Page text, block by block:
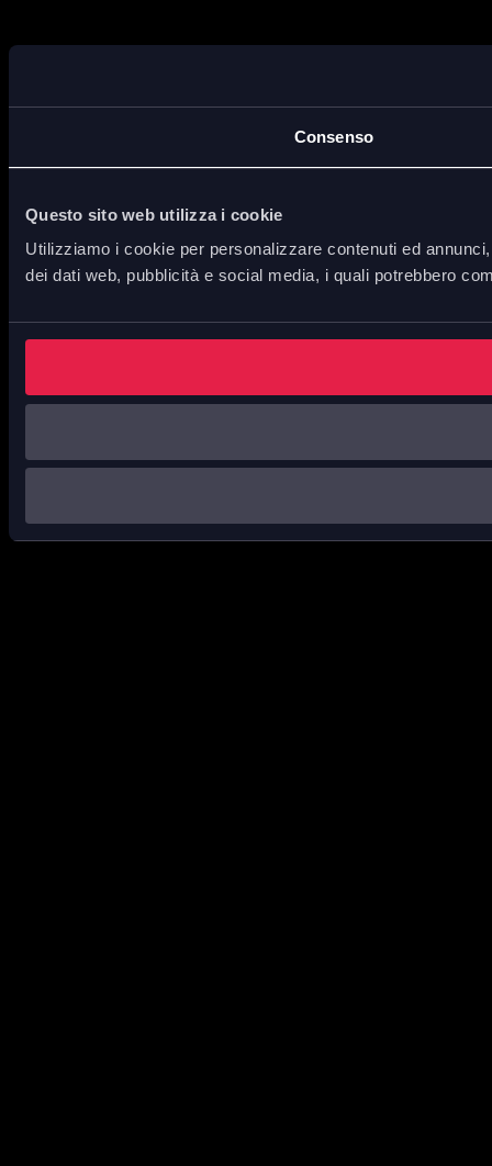
Consenso
Questo sito web utilizza i cookie
Utilizziamo i cookie per personalizzare contenuti ed
dei dati web, pubblicità e social media, i quali potrebbero